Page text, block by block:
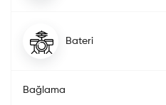
Bateri
Bağlama